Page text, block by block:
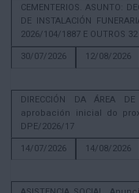
CEMENTERIOS. ASUNTO:
DE INSTALACIÓN
2026/104/1887 E OUTROS 32
30/07/2026
12/08/2026
DIRECCIÓN DA ÁREA
aprobación inicial do
DPE/2026/17
14/07/2026
14/08/2026